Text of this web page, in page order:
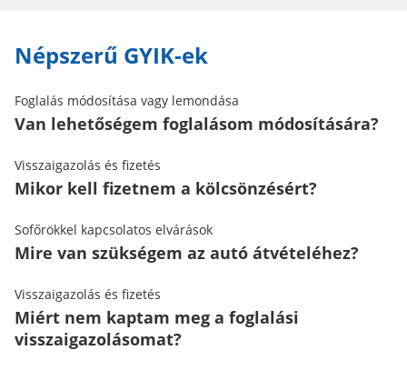
Népszerű GYIK-ek
Foglalás módosítása vagy lemondása
Van lehetőségem foglalásom módosítására?
Visszaigazolás és fizetés
Mikor kell fizetnem a kölcsönzésért?
Sofőrökkel kapcsolatos elvárások
Mire van szükségem az autó átvételéhez?
Visszaigazolás és fizetés
Miért nem kaptam meg a foglalási
visszaigazolásomat?